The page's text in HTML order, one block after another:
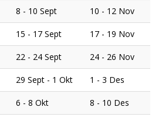
8 - 10 Sept 10 - 12 Nov
15 - 17 Sept 17 - 19 Nov
22 - 24 Sept 24 - 26 Nov
29 Sept - 1 Okt 1 - 3 Des
6 - 8 Okt 8 - 10 Des